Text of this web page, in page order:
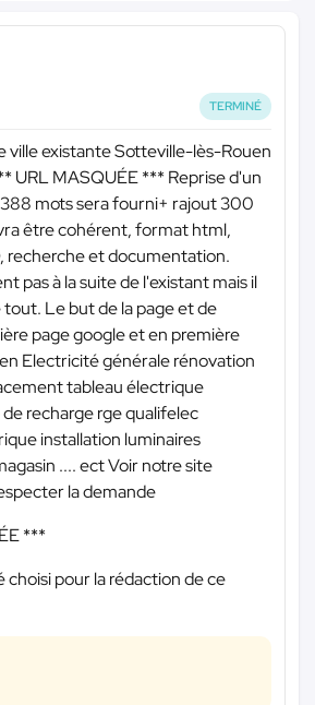
TERMINÉ
ville existante Sotteville-lès-Rouen
URL MASQUÉE *** Reprise d'un
mots sera fourni+ rajout 300
être cohérent, format html,
recherche et documentation.
pas à la suite de l'existant mais il
Le but de la page et de
page google et en première
Electricité générale rénovation
tableau électrique
recharge rge qualifelec
installation luminaires
.... ect Voir notre site
la demande
***
choisi pour la rédaction de ce